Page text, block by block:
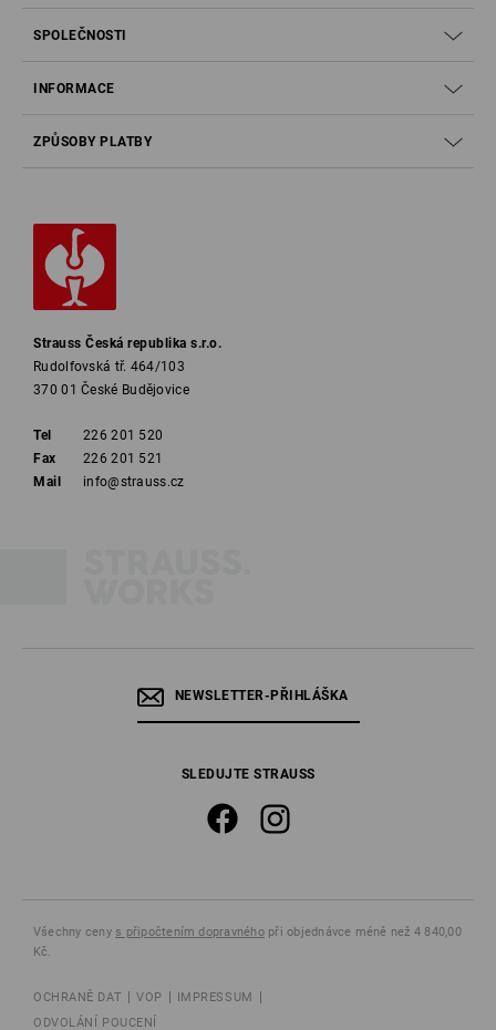
SPOLEČNOSTI
INFORMACE
ZPŮSOBY PLATBY
Strauss Česká republika s.r.o.
Rudolfovská tř. 464/103
370 01 České Budějovice
Tel
226 201 520
Fax
226 201 521
Mail
info@strauss.cz
NEWSLETTER-PŘIHLÁŠKA
SLEDUJTE STRAUSS
Všechny ceny s připočtením dopravnéhopři objednávce méně než 4 840,00
Kč.
OCHRANĚ DAT VOP
IMPRESSUM
ODVOLÁNÍ POUCENÍ